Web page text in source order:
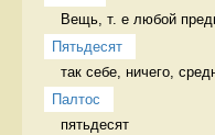
Вещь, т. е любой
Пятьдесят
так себе, ничего,
Палтос
пятьдесят